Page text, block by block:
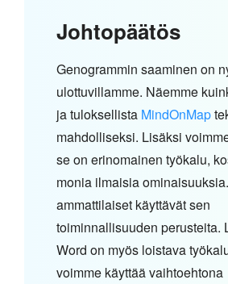
Johtopäätös
Genogrammin saaminen on
ulottuvillamme. Näemme
ja tuloksellista MindOnMap
mahdolliseksi. Lisäksi
se on erinomainen työkalu,
monia ilmaisia
ammattilaiset käyttävät sen
toiminnallisuuden perusteita.
Word on myös loistava
voimme käyttää vaihtoehtona